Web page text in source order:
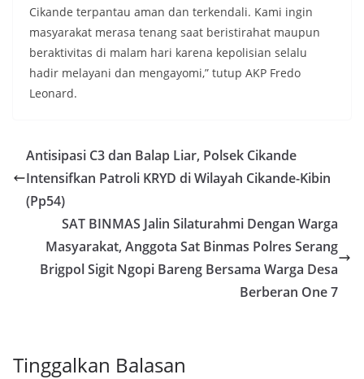
Cikande terpantau aman dan terkendali. Kami ingin
masyarakat merasa tenang saat beristirahat maupun
beraktivitas di malam hari karena kepolisian selalu
hadir melayani dan mengayomi,” tutup AKP Fredo
Leonard.
Antisipasi C3 dan Balap Liar, Polsek Cikande
Intensifkan Patroli KRYD di Wilayah Cikande-Kibin
(Pp54)
SAT BINMAS Jalin Silaturahmi Dengan Warga
Masyarakat, Anggota Sat Binmas Polres Serang
Brigpol Sigit Ngopi Bareng Bersama Warga Desa
Berberan One 7
Tinggalkan Balasan